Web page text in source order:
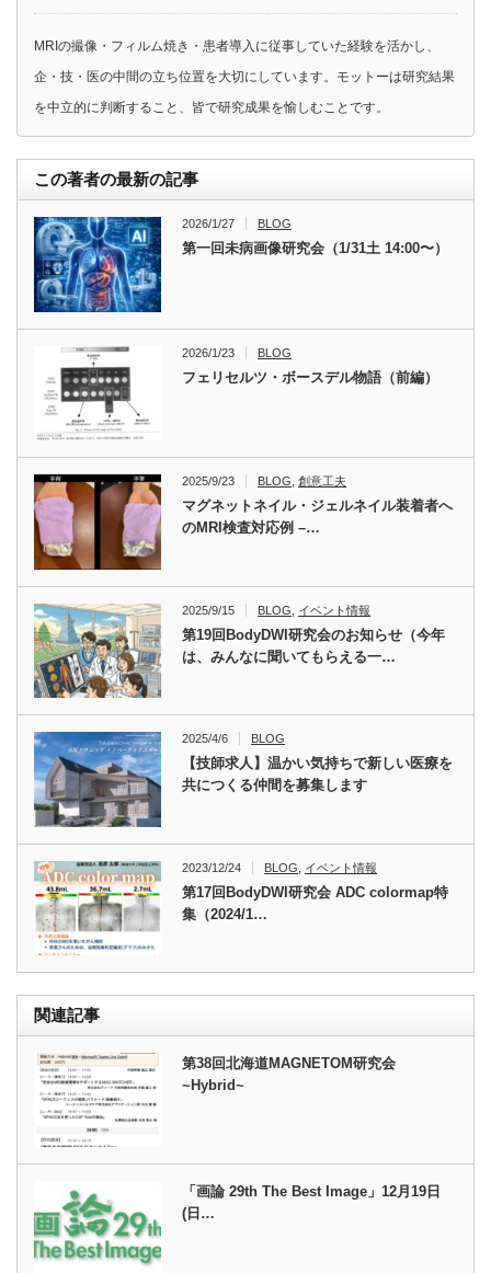
MRIの撮像・フィルム焼き・患者導入に従事していた経験を活かし、
企・技・医の中間の立ち位置を大切にしています。モットーは研究結果
を中立的に判断すること、皆で研究成果を愉しむことです。
この著者の最新の記事
2026/1/27 BLOG
第一回未病画像研究会（1/31土 14:00〜）
2026/1/23 BLOG
フェリセルツ・ボースデル物語（前編）
2025/9/23 BLOG ,創意工夫
マグネットネイル・ジェルネイル装着者へ
のMRI検査対応例 –…
2025/9/15 BLOG イベント情報
第19回BodyDWI研究会のお知らせ（今年
は、みんなに聞いてもらえる一…
2025/4/6 BLOG
【技師求人】温かい気持ちで新しい医療を
共につくる仲間を募集します
2023/12/24 BLOG イベント情報
第17回BodyDWI研究会 ADC colormap特
集（2024/1…
関連記事
第38回北海道MAGNETOM研究会
~Hybrid~
「画論 29th The Best Image」12月19日
(日…